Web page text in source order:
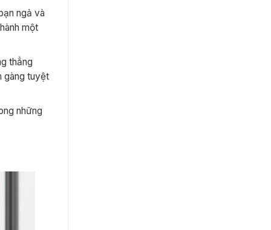
ngả và
một
thẳng
gàng tuyệt
những